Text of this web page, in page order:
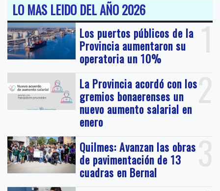
LO MAS LEIDO DEL AÑO 2026
1
Los puertos públicos de la
Provincia aumentaron su
operatoria un 10%
2
La Provincia acordó con los
gremios bonaerenses un
nuevo aumento salarial en
enero
3
Quilmes: Avanzan las obras
de pavimentación de 13
cuadras en Bernal